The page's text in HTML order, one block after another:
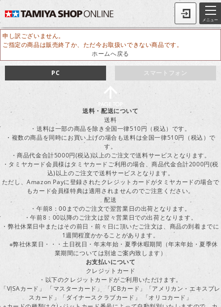
メニュー
申し訳ございません。
ご指定の商品は販売終了か、ただ今お取扱いできない商品です。
ホームへ戻る
スマートフォン
PC
送料・配送について
送料
・送料は一部の商品を除き全国一律510円（税込）です。
・複数の商品を同時にお買い上げの場合も送料は全国一律510円（税込）で
す。
・商品代金合計5000円(税込)以上のご注文で送料サービスとなります。
・タミヤカード会員様はタミヤカードご利用の場合、商品代金合計2000円(税
込)以上のご注文で送料サービスとなります。
ただし、Amazon Payに登録されたクレジットカードがタミヤカードの場合で
もカード会員様特典は適用されませんのでご注意ください。
配送
・午前8：00までのご注文で翌営業日の出荷となります。
・午前8：00以降のご注文は翌々営業日での出荷となります。
・弊社休業日中またはその前日・前々日に頂いたご注文は、商品の到着までに
1週間程度かかることがあります。
※弊社休業日・・・土日祝日・年末年始・夏季休暇期間（年末年始・夏季休
業期間については別途ご案内致します）
お支払いについて
クレジットカード
・以下のクレジットカードがご利用いただけます。
「VISAカード」 「マスターカード」 「JCBカード」「アメリカン・エキスプレ
スカード」「ダイナースクラブカード」 「オリコカード」